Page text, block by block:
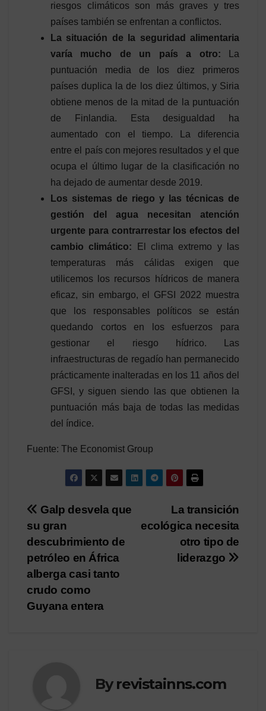
riesgos climáticos son más graves y tres
países también se enfrentan a conflictos.
La situación de la seguridad alimentaria
varía mucho de un país a otro: La
puntuación media de los diez primeros
países duplica la de los diez últimos, y Siria
obtiene menos de la mitad de la puntuación
de Finlandia. Esta desigualdad ha
aumentado con el tiempo. La diferencia
entre el país con mejores resultados y el que
ocupa el último lugar de la clasificación no
ha dejado de aumentar desde 2019.
Los sistemas de riego y las técnicas de
gestión del agua necesitan atención
urgente para contrarrestar los efectos del
cambio climático: El clima extremo y las
temperaturas más cálidas exigen que
utilicemos los recursos hídricos de manera
eficaz, sin embargo, el GFSI 2022 muestra
que los responsables políticos se están
quedando cortos en los esfuerzos para
gestionar el riesgo hídrico. Las
infraestructuras de regadío han permanecido
prácticamente inalteradas en los 11 años del
GFSI, y siguen siendo las que obtienen la
puntuación más baja de todas las medidas
del índice.
Fuente: The Economist Group
Post
navigation
La transición
ecológica necesita
otro tipo de
liderazgo
Galp desvela que
su gran
descubrimiento de
petróleo en África
alberga casi tanto
crudo como
Guyana entera
By revistainns.com